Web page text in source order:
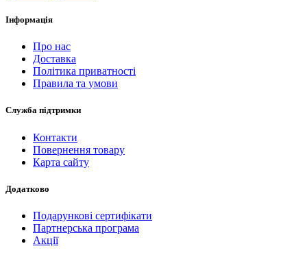
Інформація
Про нас
Доставка
Політика приватності
Правила та умови
Служба підтримки
Контакти
Повернення товару
Карта сайту
Додатково
Подарункові сертифікати
Партнерська програма
Акції